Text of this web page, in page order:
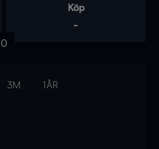
Köp
-
0
3M 1ÅR